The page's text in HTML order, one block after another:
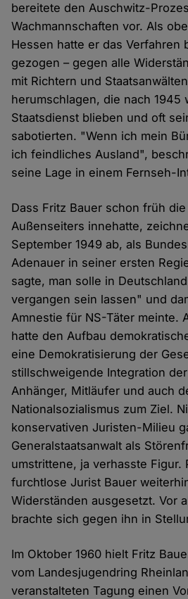
bereitete den Auschwitz-
Wachmannschaften vor. Als
Hessen hatte er das Verfahren
gezogen – gegen alle
mit Richtern und
herumschlagen, die nach 1945
Staatsdienst blieben und oft
sabotierten. "Wenn ich mein
ich feindliches Ausland",
seine Lage in einem Fernseh-
Dass Fritz Bauer schon früh
Außenseiters innehatte,
September 1949 ab, als
Adenauer in seiner ersten
sagte, man solle in
vergangen sein lassen" und
Amnestie für NS-Täter meinte.
hatte den Aufbau
eine Demokratisierung der
stillschweigende Integration
Anhänger, Mitläufer und auch
Nationalsozialismus zum Ziel.
konservativen Juristen-Milieu
Generalstaatsanwalt als
umstrittene, ja verhasste Figur.
furchtlose Jurist Bauer
Widerständen ausgesetzt. Vor
brachte sich gegen ihn in
Im Oktober 1960 hielt Fritz
vom Landesjugendring
veranstalteten Tagung einen